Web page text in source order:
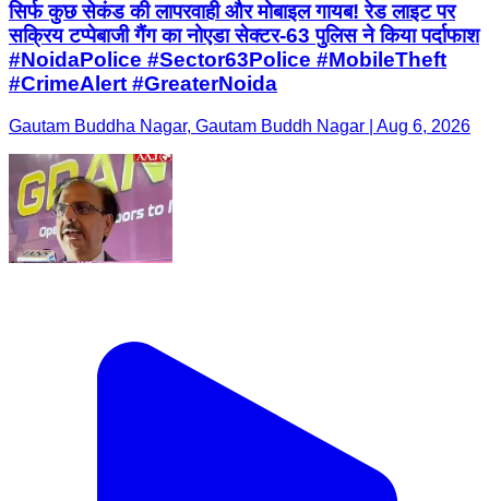
सिर्फ कुछ सेकंड की लापरवाही और मोबाइल गायब! रेड लाइट पर
सक्रिय टप्पेबाजी गैंग का नोएडा सेक्टर-63 पुलिस ने किया पर्दाफाश
#NoidaPolice #Sector63Police #MobileTheft
#CrimeAlert #GreaterNoida
Gautam Buddha Nagar, Gautam Buddh Nagar | Aug 6, 2026